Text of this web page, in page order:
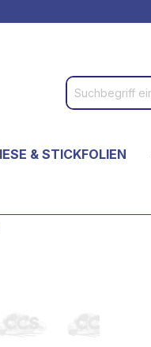
& STICKFOLIEN